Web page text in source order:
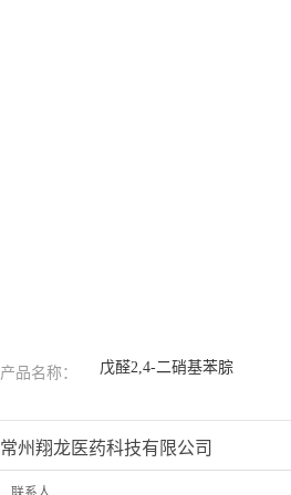
产品名称： 戊醛2,4-二硝基苯腙
常州翔龙医药科技有限公司